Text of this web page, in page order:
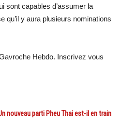
sont capables d’assumer la
qu’il y aura plusieurs nominations
Hebdo. Inscrivez vous
nouveau parti Pheu Thai est-il en train